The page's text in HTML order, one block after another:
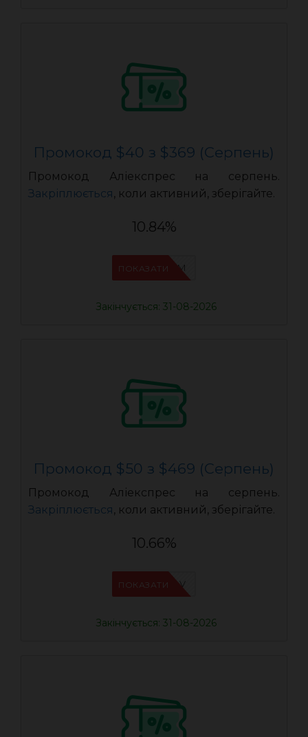
Промокод $40 з $369 (Серпень)
Промокод Аліекспрес на серпень.
Закріплюється, коли активний, зберігайте.
10.84%
IFP33WRM
ПОКАЗАТИ
Закінчується: 31-08-2026
Промокод $50 з $469 (Серпень)
Промокод Аліекспрес на серпень.
Закріплюється, коли активний, зберігайте.
10.66%
IFPHE6DV
ПОКАЗАТИ
Закінчується: 31-08-2026